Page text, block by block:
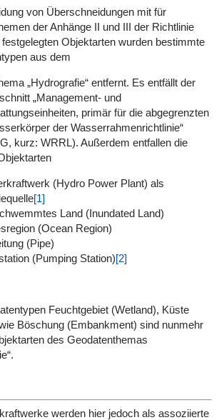
von Überschneidungen mit für
der Anhänge II und III der Richtlinie
Objektarten wurden bestimmte
aus dem
„Hydrografie“ entfernt. Es entfällt der
„Management- und
primär für die abgegrenzten
der Wasserrahmenrichtlinie“
kurz: WRRL). Außerdem entfallen die
(Hydro Power Plant) als
[1]
Land (Inundated Land)
(Ocean Region)
(Pipe)
(Pumping Station)[2]
Feuchtgebiet (Wetland), Küste
Böschung (Embankment) sind nunmehr
des Geodatenthemas
werden hier jedoch als assoziierte